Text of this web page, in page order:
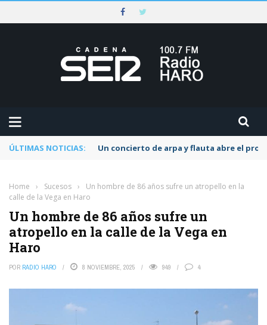
ÚLTIMAS NOTICIAS: Un concierto de arpa y flauta abre el
Home › Sucesos ›
Un hombre de 86 años sufre un atropello en la
calle de la Vega en Haro
Un hombre de 86 años sufre un
atropello en la calle de la Vega en
Haro
POR RADIO HARO 8 NOVIEMBRE, 2025 949 4